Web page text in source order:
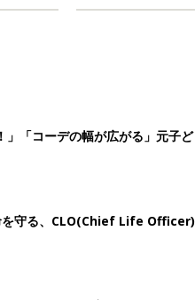
」「コーデの幅が広がる」元子
を守る、CLO(Chief Life